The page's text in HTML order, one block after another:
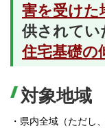
害を受けた
供されてい
住宅基礎の
対象地域
・県内全域（ただし